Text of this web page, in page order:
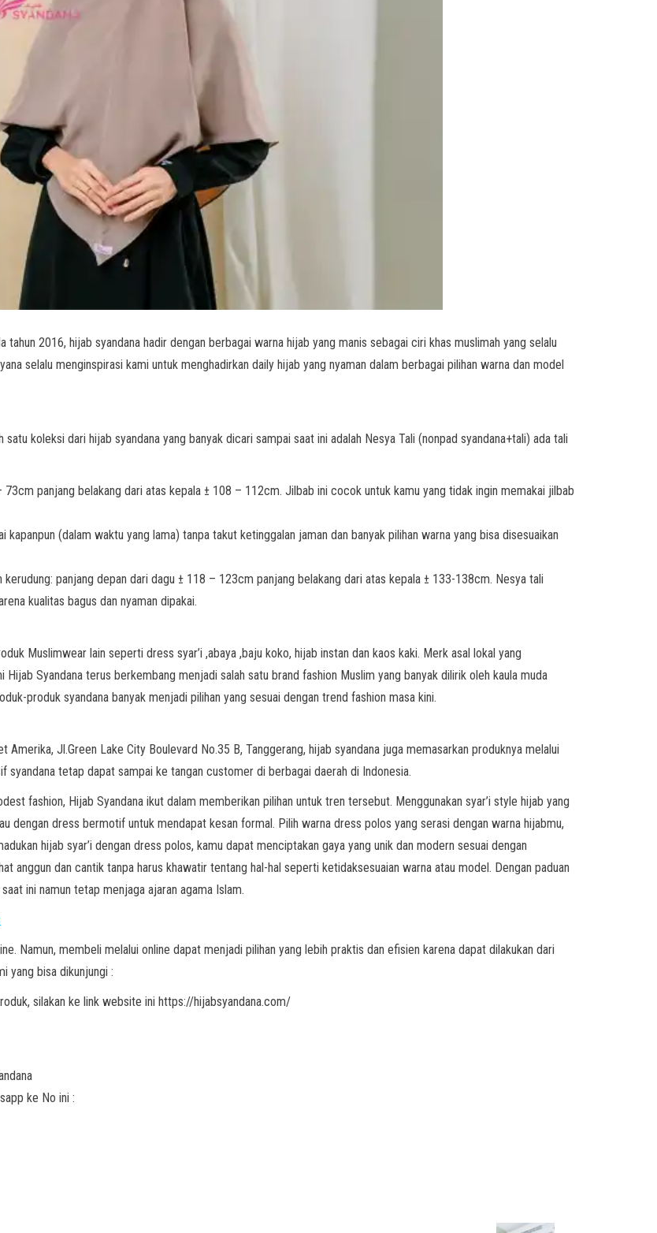
tahun 2016, hijab syandana hadir dengan berbagai warna hijab yang manis sebagai ciri khas muslimah yang selalu
selalu menginspirasi kami untuk menghadirkan daily hijab yang nyaman dalam berbagai pilihan warna dan model
koleksi dari hijab syandana yang banyak dicari sampai saat ini adalah Nesya Tali (nonpad syandana+tali) ada tali
panjang belakang dari atas kepala ± 108 – 112cm. Jilbab ini cocok untuk kamu yang tidak ingin memakai jilbab
(dalam waktu yang lama) tanpa takut ketinggalan jaman dan banyak pilihan warna yang bisa disesuaikan
panjang depan dari dagu ± 118 – 123cm panjang belakang dari atas kepala ± 133-138cm. Nesya tali
kualitas bagus dan nyaman dipakai.
Muslimwear lain seperti dress syar’i ,abaya ,baju koko, hijab instan dan kaos kaki. Merk asal lokal yang
Syandana terus berkembang menjadi salah satu brand fashion Muslim yang banyak dilirik oleh kaula muda
produk syandana banyak menjadi pilihan yang sesuai dengan trend fashion masa kini.
Jl.Green Lake City Boulevard No.35 B, Tanggerang, hijab syandana juga memasarkan produknya melalui
tetap dapat sampai ke tangan customer di berbagai daerah di Indonesia.
fashion, Hijab Syandana ikut dalam memberikan pilihan untuk tren tersebut. Menggunakan syar’i style hijab yang
dengan dress bermotif untuk mendapat kesan formal. Pilih warna dress polos yang serasi dengan warna hijabmu,
hijab syar’i dengan dress polos, kamu dapat menciptakan gaya yang unik dan modern sesuai dengan
anggun dan cantik tanpa harus khawatir tentang hal-hal seperti ketidaksesuaian warna atau model. Dengan paduan
ini namun tetap menjaga ajaran agama Islam.
Namun, membeli melalui online dapat menjadi pilihan yang lebih praktis dan efisien karena dapat dilakukan dari
yang bisa dikunjungi :
silakan ke link website ini https://hijabsyandana.com/
ke No ini :